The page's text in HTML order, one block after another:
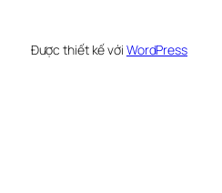
Được thiết kế với WordPress